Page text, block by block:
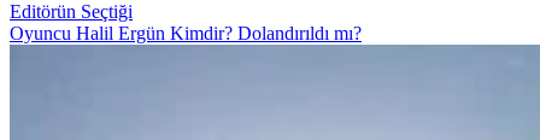
Editörün Seçtiği
Oyuncu Halil Ergün Kimdir? Dolandırıldı mı?